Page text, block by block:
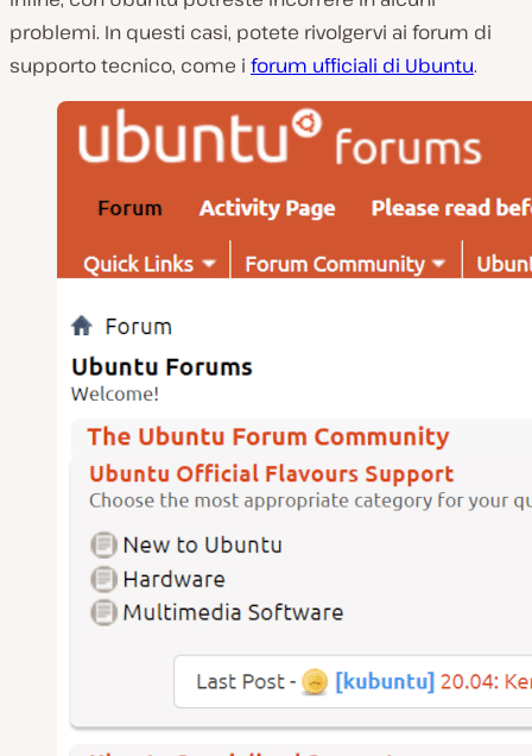
problemi. In questi casi, potete rivolgervi ai forum di
supporto tecnico, come i forum ufficiali di Ubuntu.